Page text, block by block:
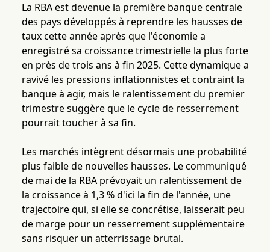
La RBA est devenue la première banque centrale
des pays développés à reprendre les hausses de
taux cette année après que l'économie a
enregistré sa croissance trimestrielle la plus forte
en près de trois ans à fin 2025. Cette dynamique a
ravivé les pressions inflationnistes et contraint la
banque à agir, mais le ralentissement du premier
trimestre suggère que le cycle de resserrement
pourrait toucher à sa fin.
Les marchés intègrent désormais une probabilité
plus faible de nouvelles hausses. Le communiqué
de mai de la RBA prévoyait un ralentissement de
la croissance à 1,3 % d'ici la fin de l'année, une
trajectoire qui, si elle se concrétise, laisserait peu
de marge pour un resserrement supplémentaire
sans risquer un atterrissage brutal.